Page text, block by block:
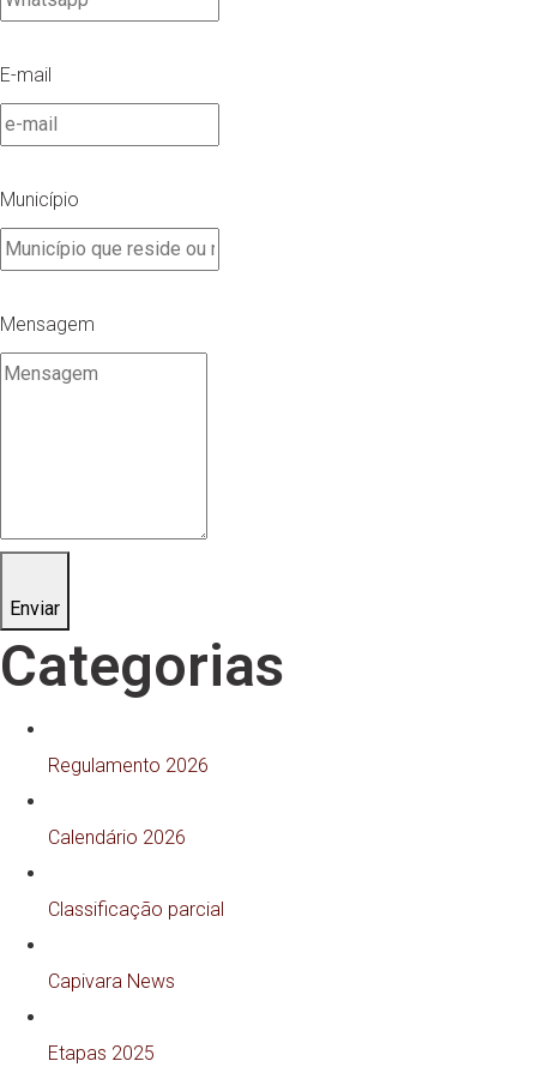
E-mail
Município
Mensagem
Enviar
Categorias
Regulamento 2026
Calendário 2026
Classificação parcial
Capivara News
Etapas 2025